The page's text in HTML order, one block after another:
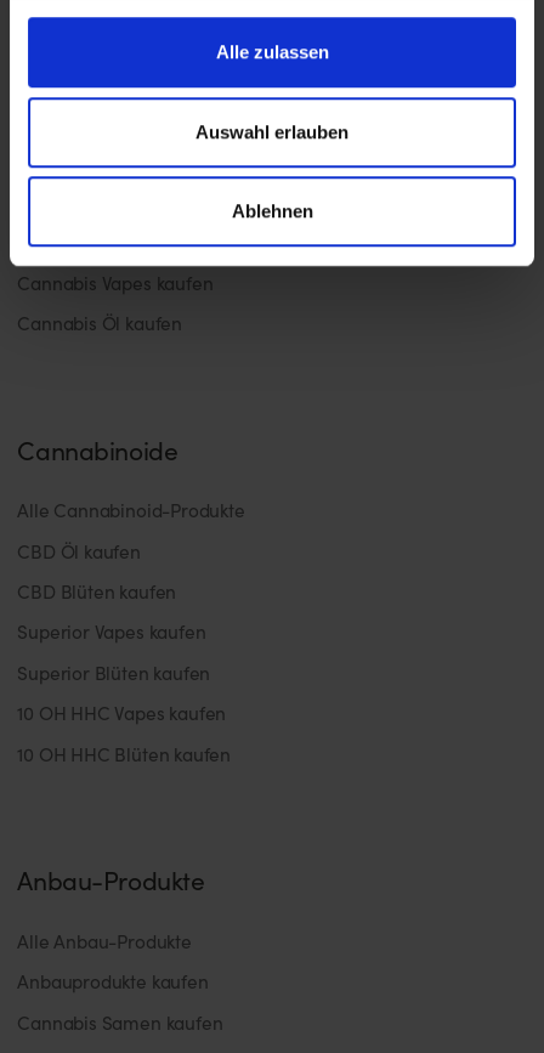
Alle zulassen
Auswahl erlauben
Ablehnen
Produkte
Cannabis kaufen
Cannabisblüten kaufen
Hasch kaufen
Edibles kaufen
Cannabis Vapes kaufen
Cannabis Öl kaufen
Cannabinoide
Alle Cannabinoid-Produkte
CBD Öl kaufen
CBD Blüten kaufen
Superior Vapes kaufen
Superior Blüten kaufen
10 OH HHC Vapes kaufen
10 OH HHC Blüten kaufen
Anbau-Produkte
Alle Anbau-Produkte
Anbauprodukte kaufen
Cannabis Samen kaufen